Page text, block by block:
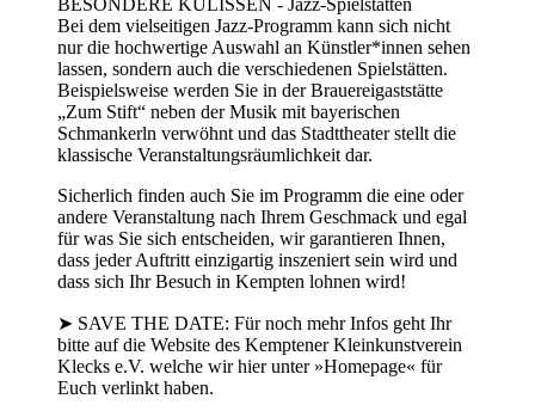
Bei dem vielseitigen Jazz-Programm kann sich nicht
nur die hochwertige Auswahl an Künstler*innen sehen
lassen, sondern auch die verschiedenen Spielstätten.
Beispielsweise werden Sie in der Brauereigaststätte
„Zum Stift“ neben der Musik mit bayerischen
Schmankerln verwöhnt und das Stadttheater stellt die
klassische Veranstaltungsräumlichkeit dar.
Sicherlich finden auch Sie im Programm die eine oder
andere Veranstaltung nach Ihrem Geschmack und egal
für was Sie sich entscheiden, wir garantieren Ihnen,
dass jeder Auftritt einzigartig inszeniert sein wird und
dass sich Ihr Besuch in Kempten lohnen wird!
➤ SAVE THE DATE: Für noch mehr Infos geht Ihr
bitte auf die Website des Kemptener Kleinkunstverein
Klecks e.V. welche wir hier unter »Homepage« für
Euch verlinkt haben.